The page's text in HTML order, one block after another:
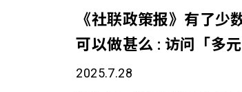
《社联政策报》有了少
可以做甚么 : 访问「多
运机构
2025.7.28